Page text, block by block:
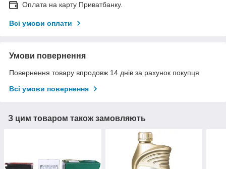
Оплата на карту Приватбанку.
Всі умови оплати
Умови повернення
Повернення товару впродовж 14 днів за рахунок покупця
Всі умови повернення
З цим товаром також замовляють